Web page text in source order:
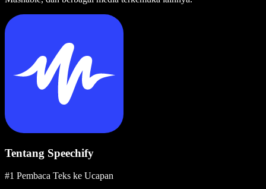
Tentang Speechify
#1 Pembaca Teks ke Ucapan